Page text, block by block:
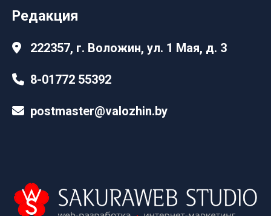
Редакция
222357, г. Воложин, ул. 1 Мая, д. 3
8-01772 55392
postmaster@valozhin.by